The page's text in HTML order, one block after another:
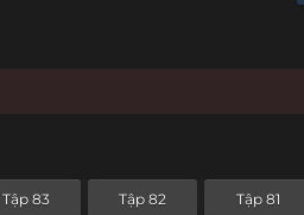
Tập 83 Tập 82 Tập 81